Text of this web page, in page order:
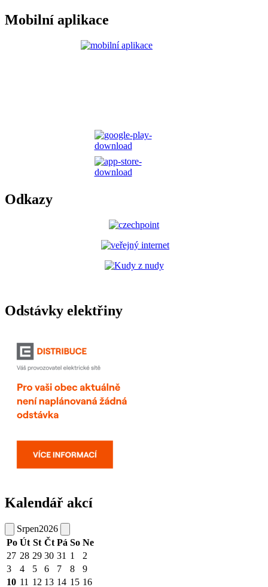
Mobilní aplikace
Odkazy
Odstávky elektřiny
Kalendář akcí
Srpen2026
Po Út St Čt Pá So Ne
27 28 29 30 31 1
2
3
4 5 6 7 8
9
10 11 12 13 14 15 16